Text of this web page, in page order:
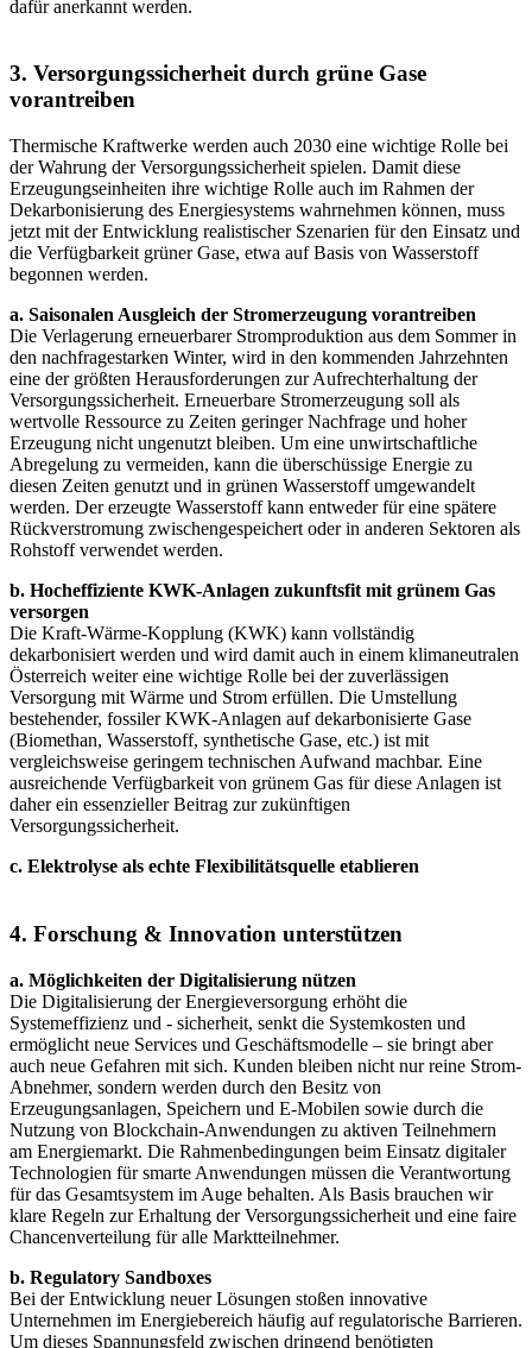
dafür anerkannt werden.
3. Versorgungssicherheit durch grüne Gase
vorantreiben
Thermische Kraftwerke werden auch 2030 eine wichtige Rolle bei
der Wahrung der Versorgungssicherheit spielen. Damit diese
Erzeugungseinheiten ihre wichtige Rolle auch im Rahmen der
Dekarbonisierung des Energiesystems wahrnehmen können, muss
jetzt mit der Entwicklung realistischer Szenarien für den Einsatz und
die Verfügbarkeit grüner Gase, etwa auf Basis von Wasserstoff
begonnen werden.
a. Saisonalen Ausgleich der Stromerzeugung vorantreiben
Die Verlagerung erneuerbarer Stromproduktion aus dem Sommer in
den nachfragestarken Winter, wird in den kommenden Jahrzehnten
eine der größten Herausforderungen zur Aufrechterhaltung der
Versorgungssicherheit. Erneuerbare Stromerzeugung soll als
wertvolle Ressource zu Zeiten geringer Nachfrage und hoher
Erzeugung nicht ungenutzt bleiben. Um eine unwirtschaftliche
Abregelung zu vermeiden, kann die überschüssige Energie zu
diesen Zeiten genutzt und in grünen Wasserstoff umgewandelt
werden. Der erzeugte Wasserstoff kann entweder für eine spätere
Rückverstromung zwischengespeichert oder in anderen Sektoren als
Rohstoff verwendet werden.
b. Hocheffiziente KWK-Anlagen zukunftsfit mit grünem Gas
versorgen
Die Kraft-Wärme-Kopplung (KWK) kann vollständig
dekarbonisiert werden und wird damit auch in einem klimaneutralen
Österreich weiter eine wichtige Rolle bei der zuverlässigen
Versorgung mit Wärme und Strom erfüllen. Die Umstellung
bestehender, fossiler KWK-Anlagen auf dekarbonisierte Gase
(Biomethan, Wasserstoff, synthetische Gase, etc.) ist mit
vergleichsweise geringem technischen Aufwand machbar. Eine
ausreichende Verfügbarkeit von grünem Gas für diese Anlagen ist
daher ein essenzieller Beitrag zur zukünftigen
Versorgungssicherheit.
c. Elektrolyse als echte Flexibilitätsquelle etablieren
4. Forschung & Innovation unterstützen
a. Möglichkeiten der Digitalisierung nützen
Die Digitalisierung der Energieversorgung erhöht die
Systemeffizienz und - sicherheit, senkt die Systemkosten und
ermöglicht neue Services und Geschäftsmodelle – sie bringt aber
auch neue Gefahren mit sich. Kunden bleiben nicht nur reine Strom-
Abnehmer, sondern werden durch den Besitz von
Erzeugungsanlagen, Speichern und E-Mobilen sowie durch die
Nutzung von Blockchain-Anwendungen zu aktiven Teilnehmern
am Energiemarkt. Die Rahmenbedingungen beim Einsatz digitaler
Technologien für smarte Anwendungen müssen die Verantwortung
für das Gesamtsystem im Auge behalten. Als Basis brauchen wir
klare Regeln zur Erhaltung der Versorgungssicherheit und eine faire
Chancenverteilung für alle Marktteilnehmer.
b. Regulatory Sandboxes
Bei der Entwicklung neuer Lösungen stoßen innovative
Unternehmen im Energiebereich häufig auf regulatorische Barrieren.
Um dieses Spannungsfeld zwischen dringend benötigten